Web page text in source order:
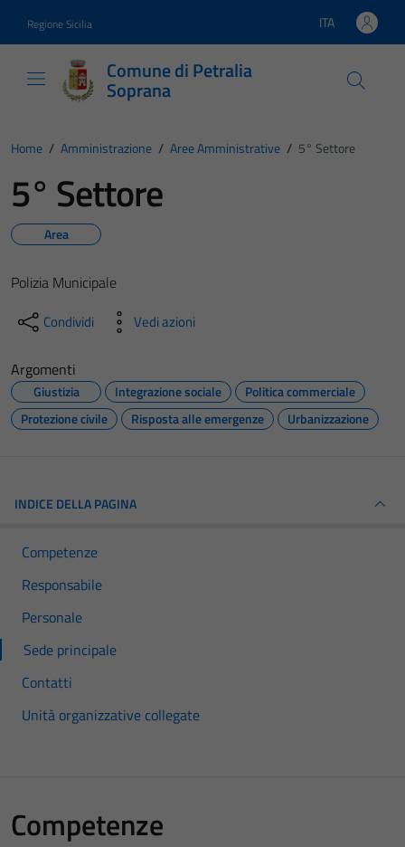
Regione Sicilia Lingua attiva:
ITA
Comune di Petralia
Soprana
Home / Amministrazione / Aree Amministrative / 5° Settore
5° Settore
Area
Polizia Municipale
Condividi Vedi azioni
Argomenti
Giustizia Integrazione sociale
Politica commerciale
Protezione civile
Risposta alle emergenze Urbanizzazione
INDICE DELLA PAGINA
Competenze
Responsabile
Personale
Sede principale
Contatti
Unità organizzative collegate
Competenze